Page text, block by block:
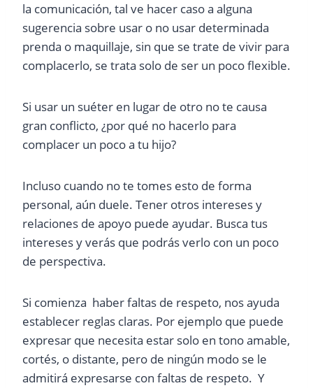
la comunicación, tal ve hacer caso a alguna
sugerencia sobre usar o no usar determinada
prenda o maquillaje, sin que se trate de vivir para
complacerlo, se trata solo de ser un poco flexible.
Si usar un suéter en lugar de otro no te causa
gran conflicto, ¿por qué no hacerlo para
complacer un poco a tu hijo?
Incluso cuando no te tomes esto de forma
personal, aún duele. Tener otros intereses y
relaciones de apoyo puede ayudar. Busca tus
intereses y verás que podrás verlo con un poco
de perspectiva.
Si comienza haber faltas de respeto, nos ayuda
establecer reglas claras. Por ejemplo que puede
expresar que necesita estar solo en tono amable,
cortés, o distante, pero de ningún modo se le
admitirá expresarse con faltas de respeto. Y